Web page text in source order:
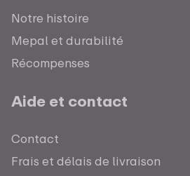
Notre histoire
Mepal et durabilité
Récompenses
Aide et contact
Contact
Frais et délais de livraison